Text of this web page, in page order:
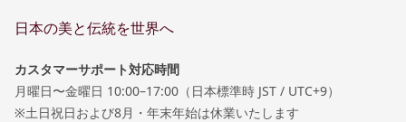
日本の美と伝統を世界へ
カスタマーサポート対応時間
月曜日〜金曜日 10:00–17:00（日本標準時 JST / UTC+9）
※土日祝日および8月・年末年始は休業いたします